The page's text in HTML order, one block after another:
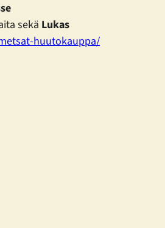
sekä Lukas
huutokauppa/